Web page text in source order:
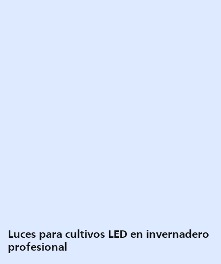
Luces para cultivos LED en invernadero
profesional